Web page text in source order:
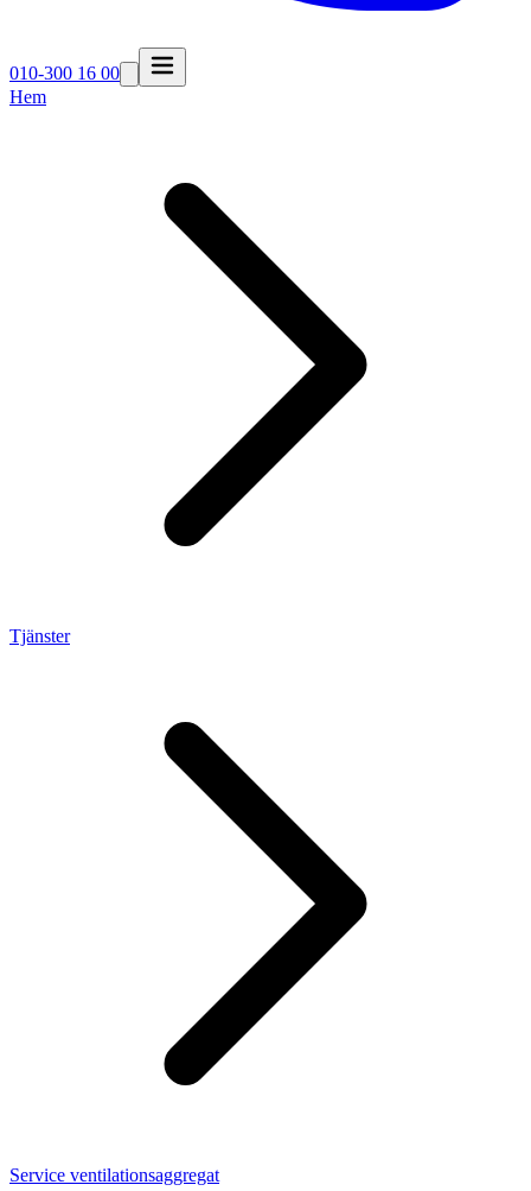
010-300 16 00
Hem
Tjänster
Service ventilationsaggregat